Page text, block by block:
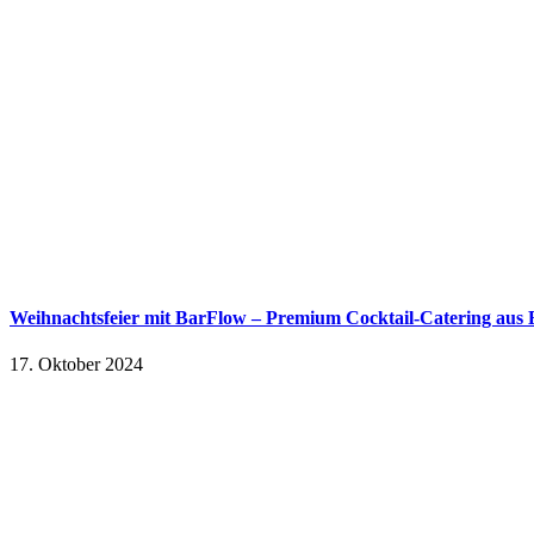
Weihnachtsfeier mit BarFlow – Premium Cocktail-Catering aus
17. Oktober 2024